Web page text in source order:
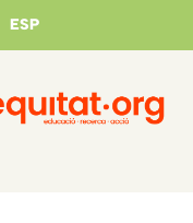
ESP